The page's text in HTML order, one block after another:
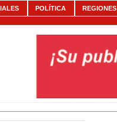
POLÍTICA REGIONES